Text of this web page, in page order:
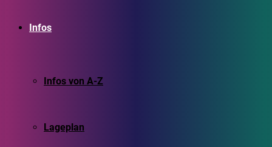
Infos
Infos von A-Z
Lageplan